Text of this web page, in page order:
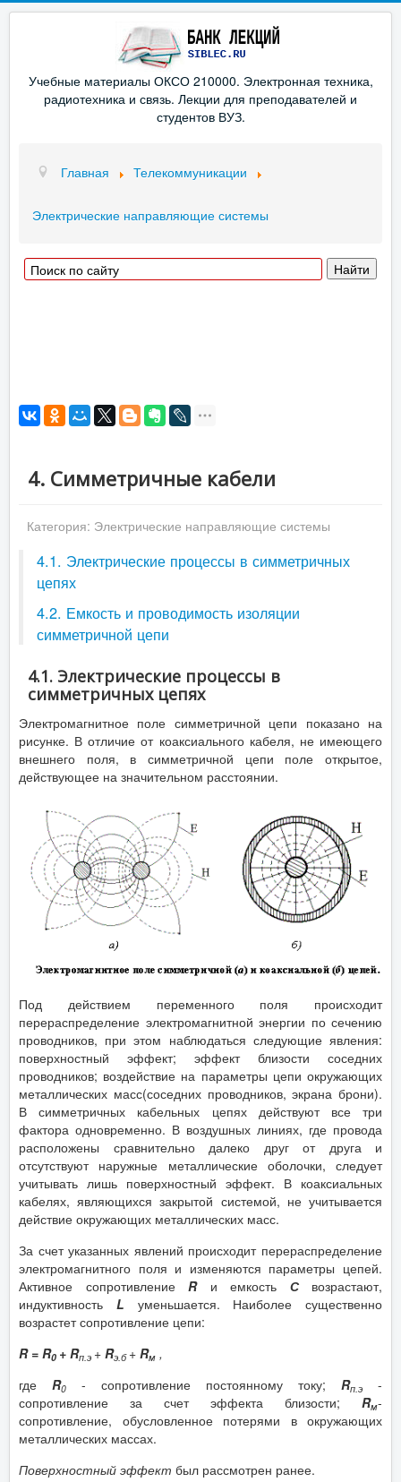
Учебные материалы ОКСО 210000. Электронная техника,
радиотехника и связь. Лекции для преподавателей и
студентов ВУЗ.
Главная Телекоммуникации
Электрические направляющие системы
4. Симметричные кабели
Категория: Электрические направляющие системы
4.1. Электрические процессы в симметричных
цепях
4.2. Емкость и проводимость изоляции
симметричной цепи
4.1. Электрические процессы в
симметричных цепях
Электромагнитное поле симметричной цепи показано на
рисунке. В отличие от коаксиального кабеля, не имеющего
внешнего поля, в симметричной цепи поле открытое,
действующее на значительном расстоянии.
Под действием переменного поля происходит
перераспределение электромагнитной энергии по сечению
проводников, при этом наблюдаться следующие явления:
поверхностный эффект; эффект близости соседних
проводников; воздействие на параметры цепи окружающих
металлических масс(соседних проводников, экрана брони).
В симметричных кабельных цепях действуют все три
фактора одновременно. В воздушных линиях, где провода
расположены сравнительно далеко друг от друга и
отсутствуют наружные металлические оболочки, следует
учитывать лишь поверхностный эффект. В коаксиальных
кабелях, являющихся закрытой системой, не учитывается
действие окружающих металлических масс.
За счет указанных явлений происходит перераспределение
электромагнитного поля и изменяются параметры цепей.
Активное сопротивление Rи емкость Свозрастают,
индуктивность L уменьшается. Наиболее существенно
возрастет сопротивление цепи:
R = R0 + Rп.э + Rэ.б + Rм ,
где R0 - сопротивление постоянному току; Rп.э
-
сопротивление за счет эффекта близости; Rм-
сопротивление, обусловленное потерями в окружающих
металлических массах.
Поверхностный эффект был рассмотрен ранее.